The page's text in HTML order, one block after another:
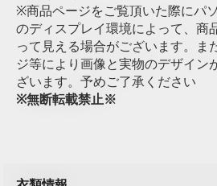
※商品ページをご覧頂いた際にパ
のディスプレイ環境によって、商
って見える場合がございます。ま
ジ等により画像と実物のデザイン
ざいます。予めご了承ください
※無断転載禁止※